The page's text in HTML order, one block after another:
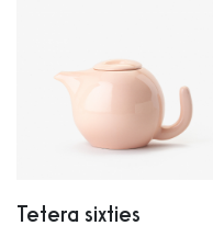
Tetera sixties